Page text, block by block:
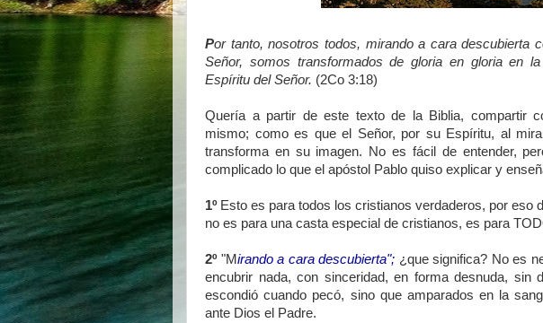
Por tanto, nosotros todos, mirando a cara descubierta
Señor, somos transformados de gloria en gloria en
Espíritu del Señor. (2Co 3:18)
Quería a partir de este texto de la Biblia, compartir
mismo; como es que el Señor, por su Espíritu, al
transforma en su imagen. No es fácil de entender,
complicado lo que el apóstol Pablo quiso explicar y
1ºEsto es para todos los cristianos verdaderos, por eso
no es para una casta especial de cristianos, es para
2º"Mirando a cara descubierta"; ¿que significa? No es
encubrir nada, con sinceridad, en forma desnuda, sin
escondió cuando pecó, sino que amparados en la
ante Dios el Padre.